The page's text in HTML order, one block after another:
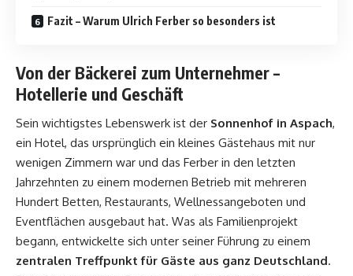
Fazit – Warum Ulrich Ferber so besonders ist
Von der Bäckerei zum Unternehmer –
Hotellerie und Geschäft
Sein wichtigstes Lebenswerk ist der Sonnenhof in Aspach,
ein Hotel, das ursprünglich ein kleines Gästehaus mit nur
wenigen Zimmern war und das Ferber in den letzten
Jahrzehnten zu einem modernen Betrieb mit mehreren
Hundert Betten, Restaurants, Wellnessangeboten und
Eventflächen ausgebaut hat. Was als Familienprojekt
begann, entwickelte sich unter seiner Führung zu einem
zentralen Treffpunkt für Gäste aus ganz Deutschland.